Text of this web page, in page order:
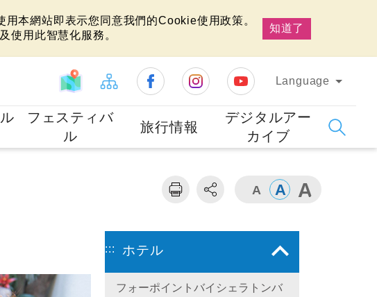
本網站即表示您同意我們的Cookie使用政策。
使用此智慧化服務。
知道了
Language
フェスティバ
ル
旅行情報
デジタルアー
カイブ
::: ホテル
フォーポイントバイシェラトンバ